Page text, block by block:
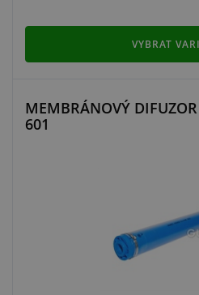
VYBRAT
MEMBRÁNOVÝ
601